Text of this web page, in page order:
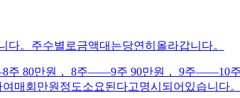
。주수별로금액대는당연히올라갑니다。
80만원， 8주——9주 90만원， 9주——10주
매회만원정도소요된다고명시되어있습니다。